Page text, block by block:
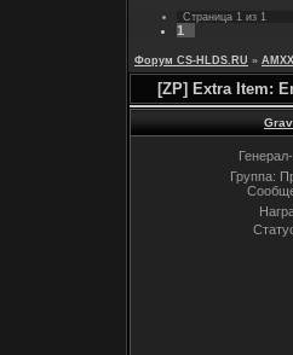
Страница 1 из 1
1
Форум CS-HLDS.RU »
[ZP] Extra Item:
Группа: